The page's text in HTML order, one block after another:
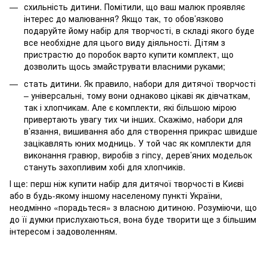
схильність дитини. Помітили, що ваш малюк проявляє
інтерес до малювання? Якщо так, то обов’язково
подаруйте йому набір для творчості, в складі якого буде
все необхідне для цього виду діяльності. Дітям з
пристрастю до поробок варто купити комплект, що
дозволить щось змайструвати власними руками;
стать дитини. Як правило, набори для дитячої творчості
– універсальні, тому вони однаково цікаві як дівчаткам,
так і хлопчикам. Але є комплекти, які більшою мірою
привертають увагу тих чи інших. Скажімо, набори для
в’язання, вишивання або для створення прикрас швидше
зацікавлять юних модниць. У той час як комплекти для
виконання гравюр, виробів з гіпсу, дерев’яних модельок
стануть захопливим хобі для хлопчиків.
І ще: перш ніж купити набір для дитячої творчості в Києві
або в будь-якому іншому населеному пункті України,
неодмінно «порадьтеся» з власною дитиною. Розуміючи, що
до її думки прислухаються, вона буде творити ще з більшим
інтересом і задоволенням.